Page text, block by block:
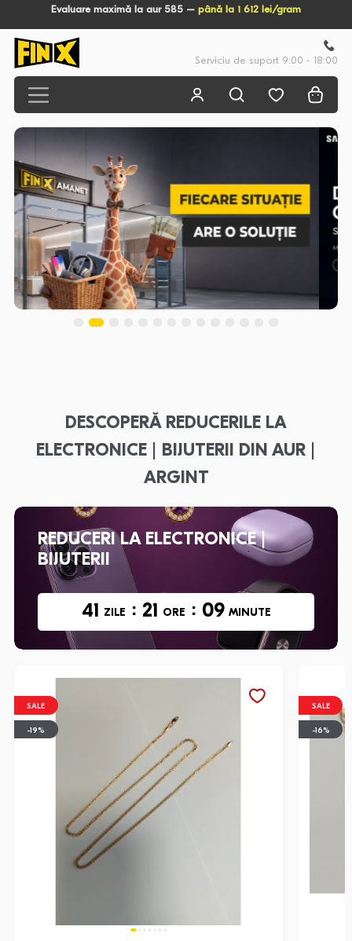
Evaluare maximă la aur 585 – până la 1 612 lei/gram
Serviciu de suport 9:00 - 18:00
DESCOPERĂ REDUCERILE LA
ELECTRONICE | BIJUTERII DIN AUR |
ARGINT
REDUCERI LA ELECTRONICE |
BIJUTERII
41 ZILE : 21 ORE : 09 MINUTE
SALE
-19%
SALE
-16%